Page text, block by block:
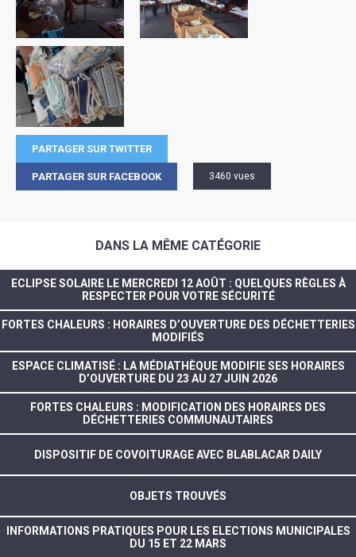
PARTAGER SUR TWITTER
PARTAGER SUR FACEBOOK 3460 vues
DANS LA MÊME CATÉGORIE
ECLIPSE SOLAIRE LE MERCREDI 12 AOÛT : QUELQUES RÈGLES À
RESPECTER POUR VOTRE SÉCURITÉ
FORTES CHALEURS : HORAIRES D’OUVERTURE DES DÉCHETTERIES
MODIFIÉS
ESPACE CLIMATISÉ : LA MÉDIATHÈQUE MODIFIE SES HORAIRES
D’OUVERTURE DU 23 AU 27 JUIN 2026
FORTES CHALEURS : MODIFICATION DES HORAIRES DES
DÉCHETTERIES COMMUNAUTAIRES
DISPOSITIF DE COVOITURAGE AVEC BLABLACAR DAILY
OBJETS TROUVÉS
INFORMATIONS PRATIQUES POUR LES ELECTIONS MUNICIPALES
DU 15 ET 22 MARS